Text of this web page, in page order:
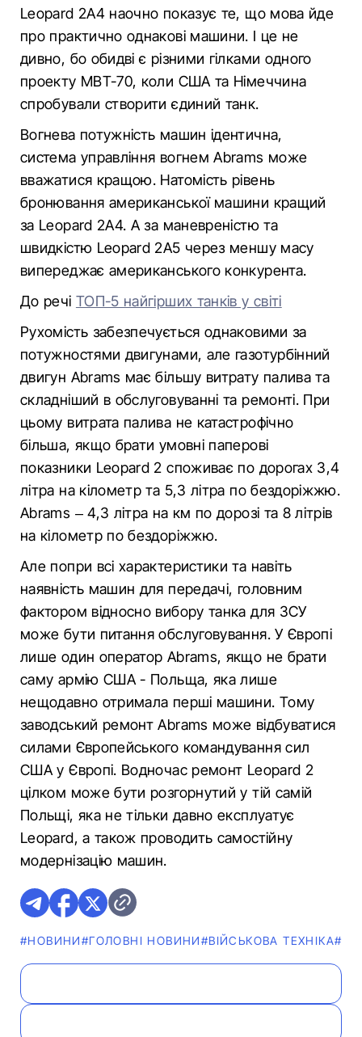
Leopard 2A4 наочно показує те, що мова йде
про практично однакові машини. І це не
дивно, бо обидві є різними гілками одного
проекту MBT-70, коли США та Німеччина
спробували створити єдиний танк.
Вогнева потужність машин ідентична,
система управління вогнем Abrams може
вважатися кращою. Натомість рівень
бронювання американської машини кращий
за Leopard 2A4. А за маневреністю та
швидкістю Leopard 2A5 через меншу масу
випереджає американського конкурента.
До речі ТОП-5 найгірших танків у світі
Рухомість забезпечується однаковими за
потужностями двигунами, але газотурбінний
двигун Abrams має більшу витрату палива та
складніший в обслуговуванні та ремонті. При
цьому витрата палива не катастрофічно
більша, якщо брати умовні паперові
показники Leopard 2 споживає по дорогах 3,4
літра на кілометр та 5,3 літра по бездоріжжю.
Abrams – 4,3 літра на км по дорозі та 8 літрів
на кілометр по бездоріжжю.
Але попри всі характеристики та навіть
наявність машин для передачі, головним
фактором відносно вибору танка для ЗСУ
може бути питання обслуговування. У Європі
лише один оператор Abrams, якщо не брати
саму армію США - Польща, яка лише
нещодавно отримала перші машини. Тому
заводський ремонт Abrams може відбуватися
силами Європейського командування сил
США у Європі. Водночас ремонт Leopard 2
цілком може бути розгорнутий у тій самій
Польщі, яка не тільки давно експлуатує
Leopard, а також проводить самостійну
модернізацію машин.
#НОВИНИ#ГОЛОВНІ НОВИНИ#ВІЙСЬКОВА ТЕХНІКА